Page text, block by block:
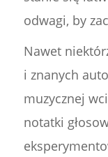
odwagi, by
Nawet
i znanych
muzycznej
notatki